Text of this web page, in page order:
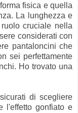
fisica e quella
La lunghezza e
cruciale nella
considerati con
pantaloncini che
sei perfettamente
Ho trovato una
di scegliere
l'effetto gonfiato e